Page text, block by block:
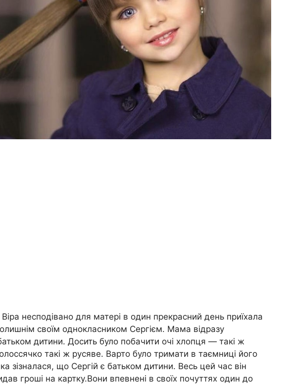
несподівано для матері в один прекрасний день приїхала
своїм однокласником Сергієм. Мама відразу
дитини. Досить було побачити очі хлопця — такі ж
такі ж русяве. Варто було тримати в таємниці його
зізналася, що Сергій є батьком дитини. Весь цей час він
гроші на картку.Вони впевнені в своїх почуттях один до